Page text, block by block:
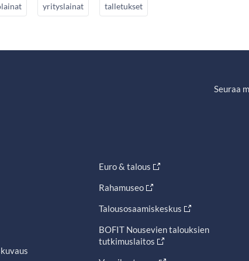
yrityslainat talletukset
Seuraa
Euro & talous
Rahamuseo
Talousosaamiskeskus
BOFIT Nousevien talouksien
tutkimuslaitos